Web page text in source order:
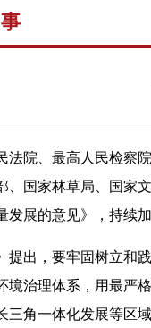
法院、最高人民检察
、国家林草局、国家
发展的意见》，持续
提出，要牢固树立和
境治理体系，用最严
三角一体化发展等区